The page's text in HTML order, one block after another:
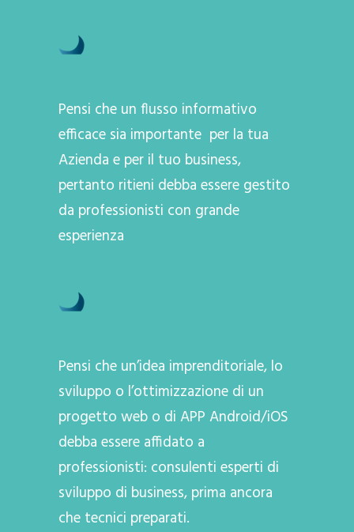
Pensi che un flusso informativo
efficace sia importante per la tua
Azienda e per il tuo business,
pertanto ritieni debba essere gestito
da professionisti con grande
esperienza
Pensi che un’idea imprenditoriale, lo
sviluppo o l’ottimizzazione di un
progetto web o di APP Android/iOS
debba essere affidato a
professionisti: consulenti esperti di
sviluppo di business, prima ancora
che tecnici preparati.